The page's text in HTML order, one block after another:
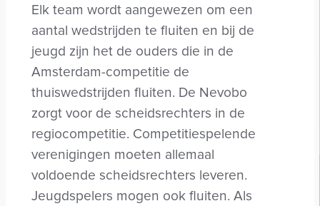
Elk team wordt aangewezen om een
aantal wedstrijden te fluiten en bij de
jeugd zijn het de ouders die in de
Amsterdam-competitie de
thuiswedstrijden fluiten. De Nevobo
zorgt voor de scheidsrechters in de
regiocompetitie. Competitiespelende
verenigingen moeten allemaal
voldoende scheidsrechters leveren.
Jeugdspelers mogen ook fluiten. Als